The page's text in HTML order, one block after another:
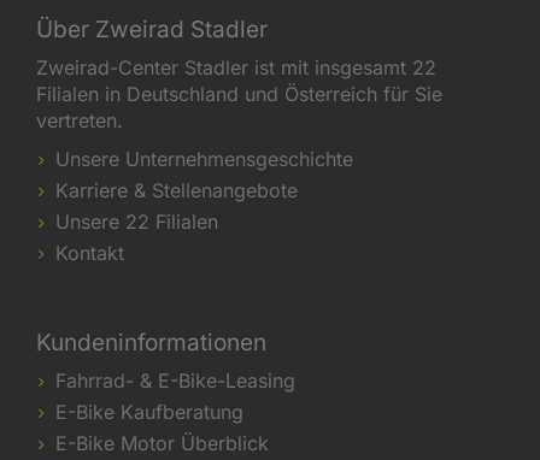
Über Zweirad Stadler
Zweirad-Center Stadler ist mit insgesamt 22
Filialen in Deutschland und Österreich für Sie
vertreten.
Unsere Unternehmensgeschichte
Karriere & Stellenangebote
Unsere 22 Filialen
Kontakt
Kundeninformationen
Fahrrad- & E-Bike-Leasing
E-Bike Kaufberatung
E-Bike Motor Überblick